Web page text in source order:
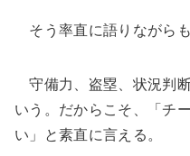
そう率直に語りながら
守備力、盗塁、状況判
いう。だからこそ、「チ
い」と素直に言える。